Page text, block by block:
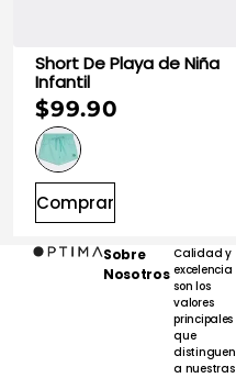
Short De Playa de Niña
Infantil
$99.90
Comprar
Sobre
Nosotros
Calidad y
excelencia
son los
valores
principales
que
distinguen
a nuestras